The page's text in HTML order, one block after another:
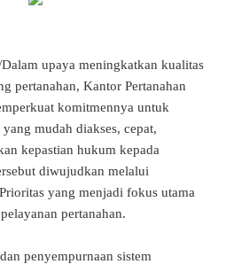
upaya meningkatkan kualitas
pertanahan, Kantor Pertanahan
komitmennya untuk
mudah diakses, cepat,
kepastian hukum kepada
diwujudkan melalui
yang menjadi fokus utama
pertanahan.
penyempurnaan sistem